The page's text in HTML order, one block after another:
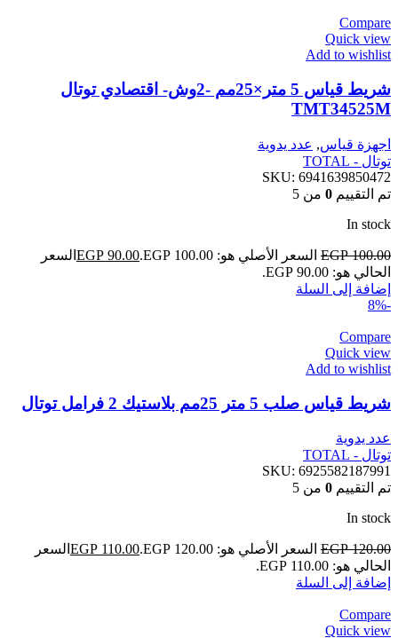
Compare
Quick view
Add to wishlist
شريط قياس 5 متر×25مم -2وش- اقتصادي توتال
TMT34525M
اجهزة قياس, عدد يدوية
توتال - TOTAL
SKU: 6941639850472
تم التقييم 0 من 5
In stock
EGP100.00 السعر الأصلي هو: EGP 100.00. EGP 90.00
السعر
الحالي هو: EGP 90.00.
إضافة إلى السلة
-8%
Compare
Quick view
Add to wishlist
شريط قياس صلب 5 متر 25مم بلاستيك 2 فرامل توتال
عدد يدوية
توتال - TOTAL
SKU: 6925582187991
تم التقييم 0 من 5
In stock
EGP120.00 السعر الأصلي هو: EGP 120.00. EGP 110.00
السعر
الحالي هو: EGP 110.00.
إضافة إلى السلة
Compare
Quick view